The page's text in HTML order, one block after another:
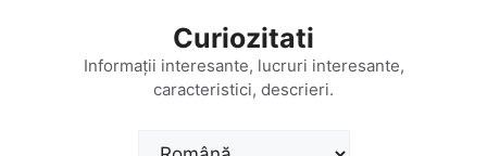
Curiozitati
Informații interesante, lucruri interesante,
caracteristici, descrieri.
Alege